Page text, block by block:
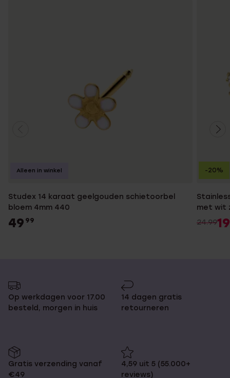
Studex 14 karaat geelgouden schietoorbel
bloem 4mm 440
49 99
Alleen in winkel
met wit
24.9919
-20%
Op werkdagen voor 17.00
besteld, morgen in huis
14 dagen gratis
retourneren
Gratis verzending vanaf
€49
4,59 uit 5 (55.000+
reviews)